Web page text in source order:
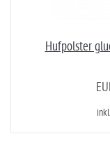
Hufpolster